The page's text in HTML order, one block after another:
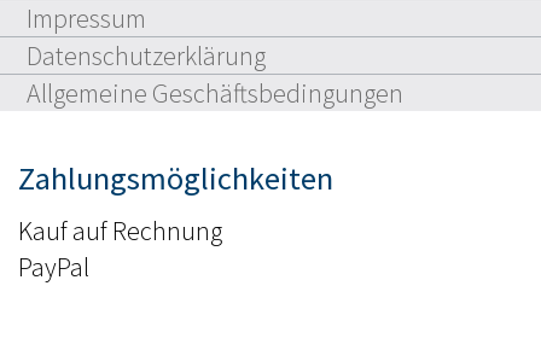
Impressum
Datenschutzerklärung
Allgemeine Geschäftsbedingungen
Zahlungsmöglichkeiten
Kauf auf Rechnung
PayPal